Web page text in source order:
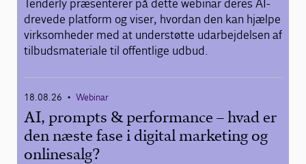
Tenderly præsenterer på dette webinar deres AI-
drevede platform og viser, hvordan den kan hjælpe
virksomheder med at understøtte udarbejdelsen af
tilbudsmateriale til offentlige udbud.
18.08.26 • Webinar
AI, prompts & performance – hvad er
den næste fase i digital marketing og
onlinesalg?